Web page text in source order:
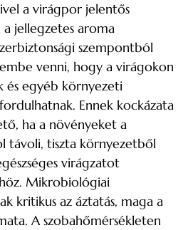
a virágpor jelentős
jellegzetes aroma
szempontból
venni, hogy a virágokon
és egyéb környezeti
Ennek kockázata
ha a növényeket a
távoli, tiszta környezetből
virágzatot
Mikrobiológiai
kritikus az áztatás, maga a
A szobahőmérsékleten